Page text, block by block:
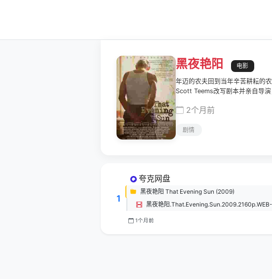
黑夜艳阳 电影
年迈的农夫回到当年辛苦耕耘的
Scott Teems改写剧本并亲自导
2个月前
剧情
1
夸克网盘
黑夜艳阳 That Evening Sun (2009)
1个月前